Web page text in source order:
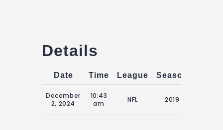
Details
Date Time League Season
December
2, 2024
10:43
am
NFL 2019